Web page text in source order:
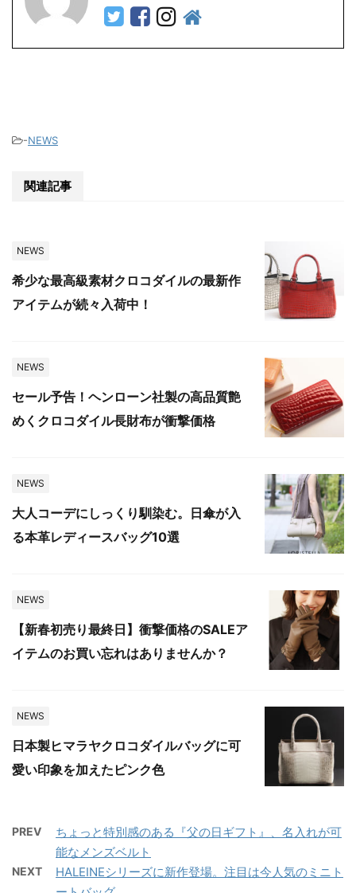
-NEWS
関連記事
NEWS
希少な最高級素材クロコダイルの最新作
アイテムが続々入荷中！
NEWS
セール予告！ヘンローン社製の高品質艶
めくクロコダイル長財布が衝撃価格
NEWS
大人コーデにしっくり馴染む。日傘が入
る本革レディースバッグ10選
NEWS
【新春初売り最終日】衝撃価格のSALEア
イテムのお買い忘れはありませんか？
NEWS
日本製ヒマラヤクロコダイルバッグに可
愛い印象を加えたピンク色
PREV
ちょっと特別感のある『父の日ギフト』、名入れが可
能なメンズベルト
NEXT
HALEINEシリーズに新作登場。注目は今人気のミニト